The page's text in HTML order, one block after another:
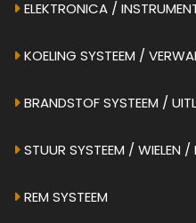
ELEKTRONICA /
KOELING SYSTEEM /
BRANDSTOF SYSTEEM /
STUUR SYSTEEM / WIELEN /
REM SYSTEEM